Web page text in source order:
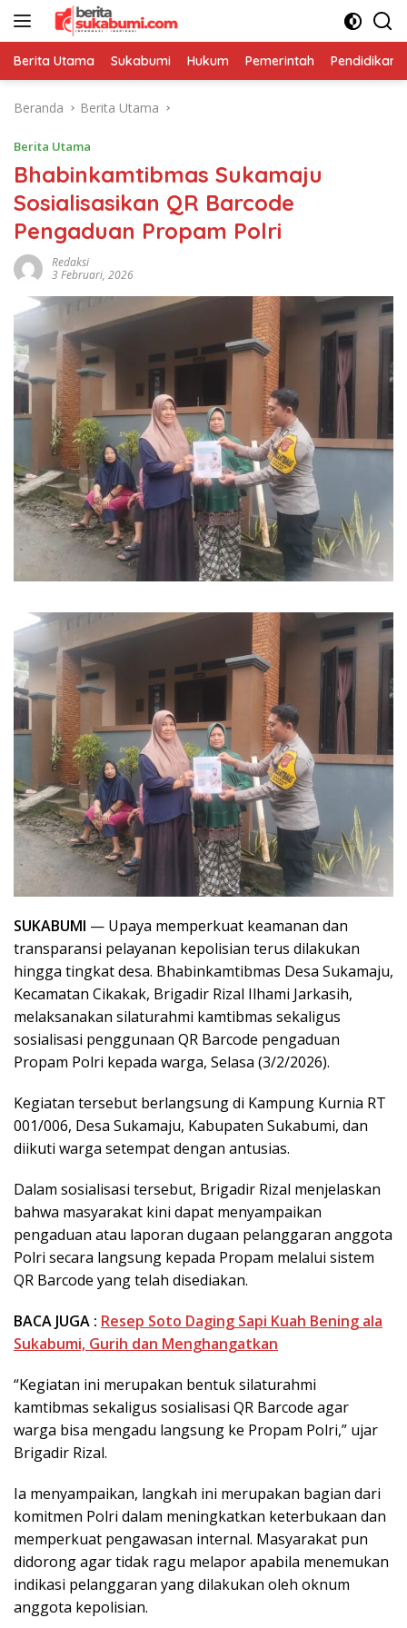
Langsung
Berita Utama Sukabumi Hukum Pemerintah Pendidikan
Beranda Berita Utama
Berita Utama
Bhabinkamtibmas Sukamaju
Sosialisasikan QR Barcode
Pengaduan Propam Polri
Redaksi
3 Februari, 2026
SUKABUMI — Upaya memperkuat keamanan dan
transparansi pelayanan kepolisian terus dilakukan
hingga tingkat desa. Bhabinkamtibmas Desa Sukamaju,
Kecamatan Cikakak, Brigadir Rizal Ilhami Jarkasih,
melaksanakan silaturahmi kamtibmas sekaligus
sosialisasi penggunaan QR Barcode pengaduan
Propam Polri kepada warga, Selasa (3/2/2026).
Kegiatan tersebut berlangsung di Kampung Kurnia RT
001/006, Desa Sukamaju, Kabupaten Sukabumi, dan
diikuti warga setempat dengan antusias.
Dalam sosialisasi tersebut, Brigadir Rizal menjelaskan
bahwa masyarakat kini dapat menyampaikan
pengaduan atau laporan dugaan pelanggaran anggota
Polri secara langsung kepada Propam melalui sistem
QR Barcode yang telah disediakan.
BACA JUGA : Resep Soto Daging Sapi Kuah Bening ala
Sukabumi, Gurih dan Menghangatkan
“Kegiatan ini merupakan bentuk silaturahmi
kamtibmas sekaligus sosialisasi QR Barcode agar
warga bisa mengadu langsung ke Propam Polri,” ujar
Brigadir Rizal.
Ia menyampaikan, langkah ini merupakan bagian dari
komitmen Polri dalam meningkatkan keterbukaan dan
memperkuat pengawasan internal. Masyarakat pun
didorong agar tidak ragu melapor apabila menemukan
indikasi pelanggaran yang dilakukan oleh oknum
anggota kepolisian.